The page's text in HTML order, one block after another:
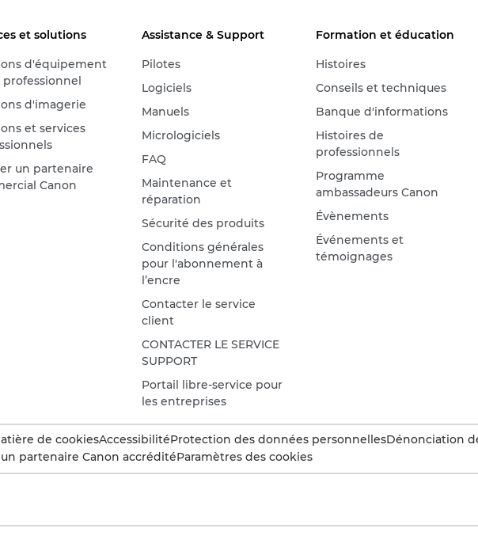
et solutions
d'équipement
professionnel
d'imagerie
et services
un partenaire
Canon
Assistance & Support
Pilotes
Logiciels
Manuels
Micrologiciels
FAQ
Maintenance et
réparation
Sécurité des produits
Conditions générales
pour l'abonnement à
l’encre
Contacter le service
client
CONTACTER LE SERVICE
SUPPORT
Portail libre-service pour
les entreprises
Formation et éducation
Histoires
Conseils et techniques
Banque d'informations
Histoires de
professionnels
Programme
ambassadeurs Canon
Évènements
Événements et
témoignages
de cookiesAccessibilitéProtection des données personnellesDénonciation
partenaire Canon accréditéParamètres des cookies